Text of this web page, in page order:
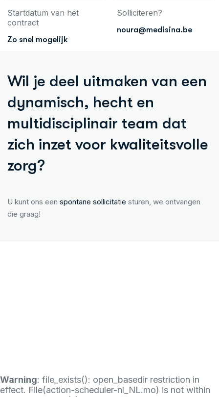
Startdatum van het
contract
Zo snel mogelijk
Solliciteren?
noura@medisina.be
Wil je deel uitmaken van een
dynamisch, hecht en
multidisciplinair team dat
zich inzet voor kwaliteitsvolle
zorg?
U kunt ons een spontane sollicitatie sturen, we ontvangen
die graag!
Warning: file_exists(): open_basedir restriction in
effect. File(action-scheduler-nl_NL.mo) is not within